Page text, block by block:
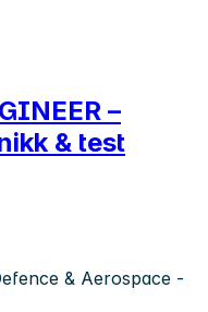
–
& test
& Aerospace -